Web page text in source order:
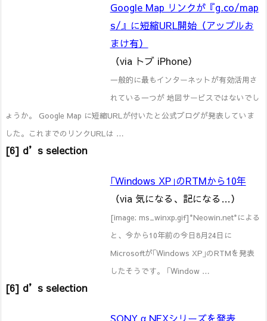
Google Map リンクが『g.co/map
s/』に短縮URL開始（アップルお
まけ有）
（via トブ iPhone）
一般的に最もインターネットが有効活用さ
れている一つが 地図サービスではないでし
ょうか。 Google Map に短縮URLが付いたと公式ブログが発表していま
した。これまでのリンクURLは …
[6] d’s selection
｢Windows XP｣のRTMから10年
（via 気になる、記になる…）
[image: ms_winxp.gif]*Neowin.net*による
と、今から10年前の今日8月24日に
Microsoftが｢Windows XP｣のRTMを発表
したそうです。 ｢Window …
[6] d’s selection
SONY α NEXシリーズを発表